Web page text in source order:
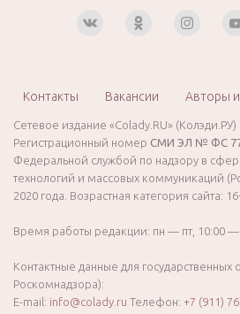
Контакты Вакансии Авторы
Сетевое издание «Colady.RU» (Колэди.РУ)
Регистрационный номер СМИ ЭЛ № ФС 77
Федеральной службой по надзору в
технологий и массовых коммуникаций
2020 года. Возрастная категория сайта:
Время работы редакции: пн — пт, 10:00 —
Контактные данные для государственных
Роскомнадзора):
E-mail: info@colady.ru Телефон: +7 (911)